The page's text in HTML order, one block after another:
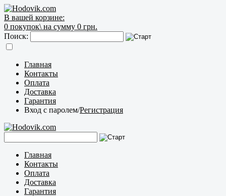
В вашей корзине:
0 покупок\ на сумму 0 грн.
Поиск:
Главная
Контакты
Оплата
Доставка
Гарантия
Вход с паролем/Регистрация
Главная
Контакты
Оплата
Доставка
Гарантия